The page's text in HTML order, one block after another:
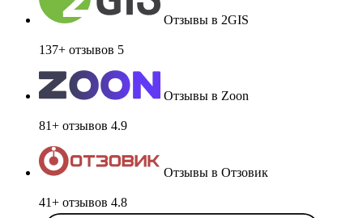
Отзывы в 2GIS
137+ отзывов 5
Отзывы в Zoon
81+ отзывов 4.9
Отзывы в Отзовик
41+ отзывов 4.8